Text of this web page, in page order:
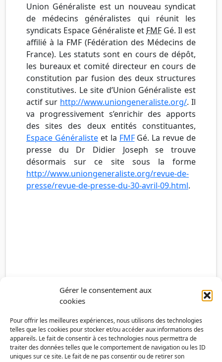
Gérer le consentement aux
cookies
Pour offrir les meilleures expériences, nous utilisons des technologies
telles que les cookies pour stocker et/ou accéder aux informations des
appareils. Le fait de consentir à ces technologies nous permettra de
traiter des données telles que le comportement de navigation ou les ID
uniques sur ce site. Le fait de ne pas consentir ou de retirer son
Union Généraliste est un nouveau syndicat
de médecins généralistes qui réunit les
syndicats Espace Généraliste et FMF Gé. Il est
affilié à la FMF (Fédération des Médecins de
France). Les statuts sont en cours de dépôt,
les bureaux et comité directeur en cours de
constitution par fusion des deux structures
constitutives. Le site d’Union Généraliste est
actif sur http://www.uniongeneraliste.org/. Il
va progressivement s’enrichir des apports
des sites des deux entités constituantes,
Espace Généralisteet la FMFGé. La revue de
presse du Dr Didier Joseph se trouve
désormais sur ce site sous la forme
http://www.uniongeneraliste.org/revue-de-
presse/revue-de-presse-du-30-avril-09.html.